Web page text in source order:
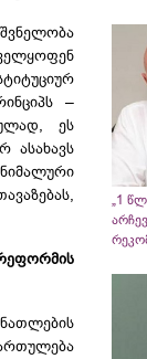
–
ეს
ასახავს
„1